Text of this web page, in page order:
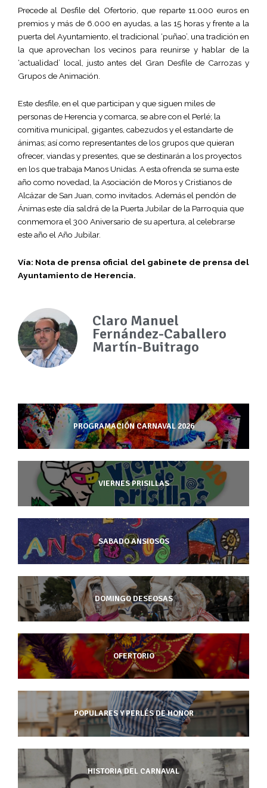
Precede al Desfile del Ofertorio, que reparte 11.000 euros en
premios y más de 6.000 en ayudas, a las 15 horas y frente a la
puerta del Ayuntamiento, el tradicional ‘puñao’, una tradición en
la que aprovechan los vecinos para reunirse y hablar de la
‘actualidad’ local, justo antes del Gran Desfile de Carrozas y
Grupos de Animación.
Este desfile, en el que participan y que siguen miles de
personas de Herencia y comarca, se abre con el Perlé; la
comitiva municipal, gigantes, cabezudos y el estandarte de
ánimas; así como representantes de los grupos que quieran
ofrecer, viandas y presentes, que se destinarán a los proyectos
en los que trabaja Manos Unidas. A esta ofrenda se suma este
año como novedad, la Asociación de Moros y Cristianos de
Alcázar de San Juan, como invitados. Además el pendón de
Ánimas este día saldrá de la Puerta Jubilar de la Parroquia que
conmemora el 300 Aniversario de su apertura, al celebrarse
este año el Año Jubilar.
Vía: Nota de prensa oficial del gabinete de prensa del
Ayuntamiento de Herencia.
Claro Manuel
Fernández-Caballero
Martín-Buitrago
PROGRAMACIÓN CARNAVAL 2026
VIERNES PRISILLAS
SABADO ANSIOSOS
DOMINGO DESEOSAS
OFERTORIO
POPULARES Y PERLÉS DE HONOR
HISTORIA DEL CARNAVAL